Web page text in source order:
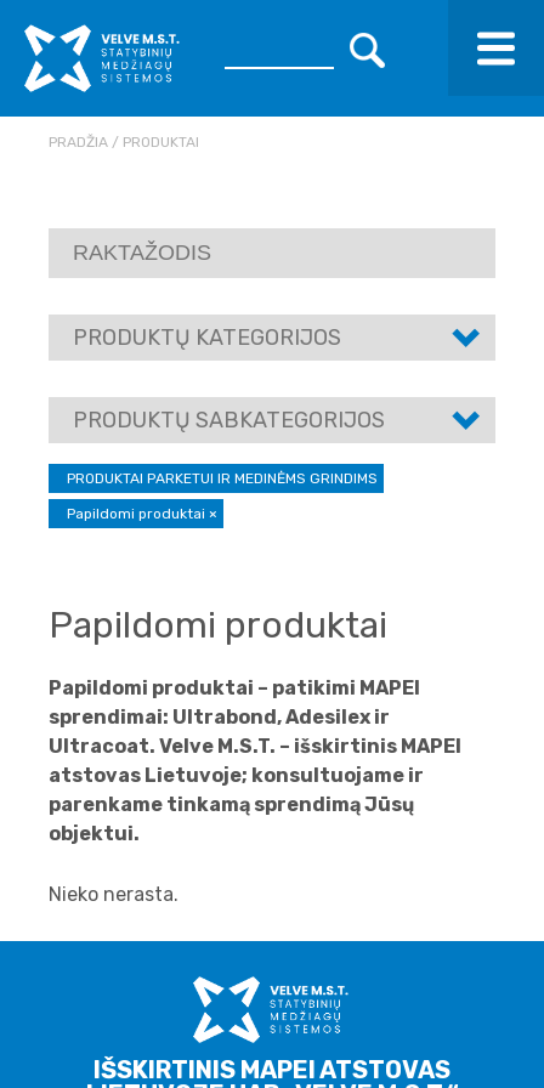
PRADŽIA PRODUKTAI
PRODUKTŲ KATEGORIJOS
PRODUKTŲ SABKATEGORIJOS
PRODUKTAI PARKETUI IR MEDINĖMS GRINDIMS
Papildomi produktai ×
Papildomi produktai
Papildomi produktai – patikimi MAPEI
sprendimai: Ultrabond, Adesilex ir
Ultracoat. Velve M.S.T. – išskirtinis MAPEI
atstovas Lietuvoje; konsultuojame ir
parenkame tinkamą sprendimą Jūsų
objektui.
Nieko nerasta.
IŠSKIRTINIS MAPEI ATSTOVAS